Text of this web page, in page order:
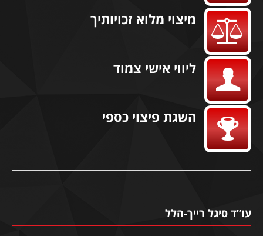
מיצוי מלוא זכויותיך
ליווי אישי צמוד
השגת פיצוי כספי
עו”ד סיגל רייך-הלל